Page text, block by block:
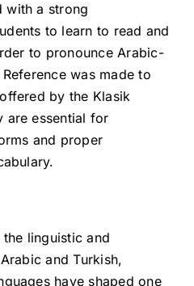
with a strong
to learn to read and
to pronounce Arabic-
was made to
by the Klasik
are essential for
and proper
linguistic and
and Turkish,
have shaped one